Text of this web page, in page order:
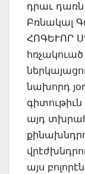
դրաւ
Բռնակալ
ՀՈԳԵՒՈՐ
նախորդ
այդ
այս